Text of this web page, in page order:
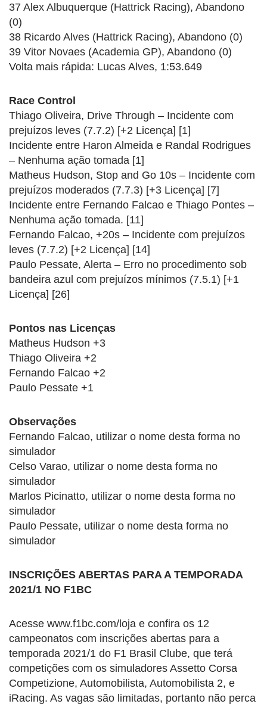
37 Alex Albuquerque (Hattrick Racing), Abandono
(0)
38 Ricardo Alves (Hattrick Racing), Abandono (0)
39 Vitor Novaes (Academia GP), Abandono (0)
Volta mais rápida: Lucas Alves, 1:53.649
Race Control
Thiago Oliveira, Drive Through – Incidente com
prejuízos leves (7.7.2) [+2 Licença] [1]
Incidente entre Haron Almeida e Randal Rodrigues
– Nenhuma ação tomada [1]
Matheus Hudson, Stop and Go 10s – Incidente com
prejuízos moderados (7.7.3) [+3 Licença] [7]
Incidente entre Fernando Falcao e Thiago Pontes –
Nenhuma ação tomada. [11]
Fernando Falcao, +20s – Incidente com prejuízos
leves (7.7.2) [+2 Licença] [14]
Paulo Pessate, Alerta – Erro no procedimento sob
bandeira azul com prejuízos mínimos (7.5.1) [+1
Licença] [26]
Pontos nas Licenças
Matheus Hudson +3
Thiago Oliveira +2
Fernando Falcao +2
Paulo Pessate +1
Observações
Fernando Falcao, utilizar o nome desta forma no
simulador
Celso Varao, utilizar o nome desta forma no
simulador
Marlos Picinatto, utilizar o nome desta forma no
simulador
Paulo Pessate, utilizar o nome desta forma no
simulador
INSCRIÇÕES ABERTAS PARA A TEMPORADA
2021/1 NO F1BC
Acesse www.f1bc.com/loja e confira os 12
campeonatos com inscrições abertas para a
temporada 2021/1 do F1 Brasil Clube, que terá
competições com os simuladores Assetto Corsa
Competizione, Automobilista, Automobilista 2, e
iRacing. As vagas são limitadas, portanto não perca